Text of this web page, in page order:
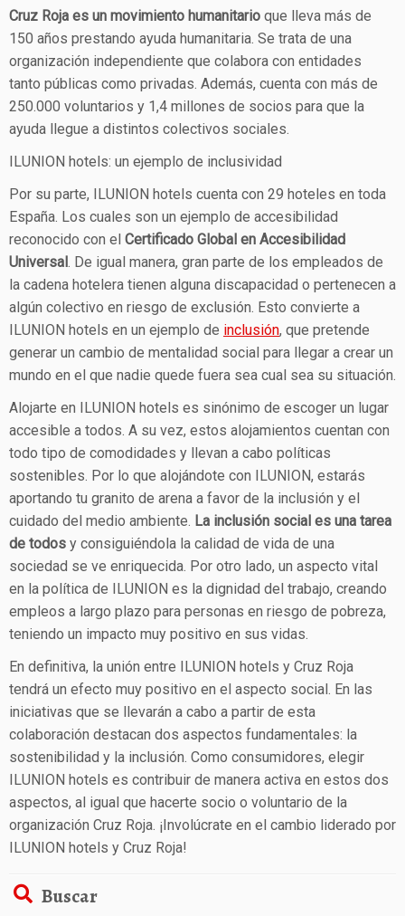
Cruz Roja es un movimiento humanitario que lleva más de
150 años prestando ayuda humanitaria. Se trata de una
organización independiente que colabora con entidades
tanto públicas como privadas. Además, cuenta con más de
250.000 voluntarios y 1,4 millones de socios para que la
ayuda llegue a distintos colectivos sociales.
ILUNION hotels: un ejemplo de inclusividad
Por su parte, ILUNION hotels cuenta con 29 hoteles en toda
España. Los cuales son un ejemplo de accesibilidad
reconocido con el Certificado Global en Accesibilidad
Universal. De igual manera, gran parte de los empleados de
la cadena hotelera tienen alguna discapacidad o pertenecen a
algún colectivo en riesgo de exclusión. Esto convierte a
ILUNION hotels en un ejemplo de inclusión, que pretende
generar un cambio de mentalidad social para llegar a crear un
mundo en el que nadie quede fuera sea cual sea su situación.
Alojarte en ILUNION hotels es sinónimo de escoger un lugar
accesible a todos. A su vez, estos alojamientos cuentan con
todo tipo de comodidades y llevan a cabo políticas
sostenibles. Por lo que alojándote con ILUNION, estarás
aportando tu granito de arena a favor de la inclusión y el
cuidado del medio ambiente. La inclusión social es una tarea
de todos y consiguiéndola la calidad de vida de una
sociedad se ve enriquecida. Por otro lado, un aspecto vital
en la política de ILUNION es la dignidad del trabajo, creando
empleos a largo plazo para personas en riesgo de pobreza,
teniendo un impacto muy positivo en sus vidas.
En definitiva, la unión entre ILUNION hotels y Cruz Roja
tendrá un efecto muy positivo en el aspecto social. En las
iniciativas que se llevarán a cabo a partir de esta
colaboración destacan dos aspectos fundamentales: la
sostenibilidad y la inclusión. Como consumidores, elegir
ILUNION hotels es contribuir de manera activa en estos dos
aspectos, al igual que hacerte socio o voluntario de la
organización Cruz Roja. ¡Involúcrate en el cambio liderado por
ILUNION hotels y Cruz Roja!
Buscar